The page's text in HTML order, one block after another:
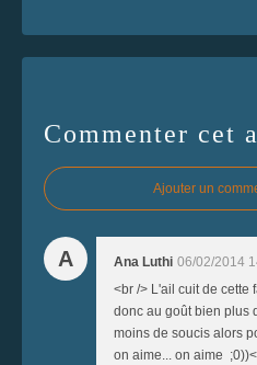
Commenter cet
Ajouter un
A Ana Luthi 06/02/2014
<br /> L'ail cuit de cette
donc au goût bien plus
moins de soucis alors
on aime... on aime